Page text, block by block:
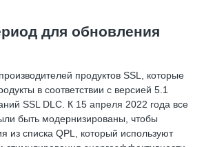
для обновления
продуктов SSL, которые
в соответствии с версией 5.1
SSL DLC. К 15 апреля 2022 года все
быть модернизированы, чтобы
из списка QPL, который используют